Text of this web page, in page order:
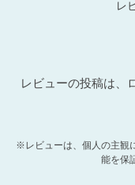
レ
レビューの投稿は、
※レビューは、個人の主観
能を保